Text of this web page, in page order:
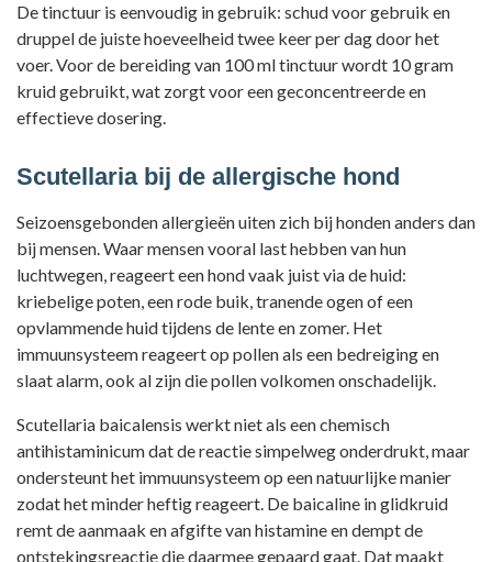
De tinctuur is eenvoudig in gebruik: schud voor gebruik en
druppel de juiste hoeveelheid twee keer per dag door het
voer. Voor de bereiding van 100 ml tinctuur wordt 10 gram
kruid gebruikt, wat zorgt voor een geconcentreerde en
effectieve dosering.
Scutellaria bij de allergische hond
Seizoensgebonden allergieën uiten zich bij honden anders dan
bij mensen. Waar mensen vooral last hebben van hun
luchtwegen, reageert een hond vaak juist via de huid:
kriebelige poten, een rode buik, tranende ogen of een
opvlammende huid tijdens de lente en zomer. Het
immuunsysteem reageert op pollen als een bedreiging en
slaat alarm, ook al zijn die pollen volkomen onschadelijk.
Scutellaria baicalensis werkt niet als een chemisch
antihistaminicum dat de reactie simpelweg onderdrukt, maar
ondersteunt het immuunsysteem op een natuurlijke manier
zodat het minder heftig reageert. De baicaline in glidkruid
remt de aanmaak en afgifte van histamine en dempt de
ontstekingsreactie die daarmee gepaard gaat. Dat maakt